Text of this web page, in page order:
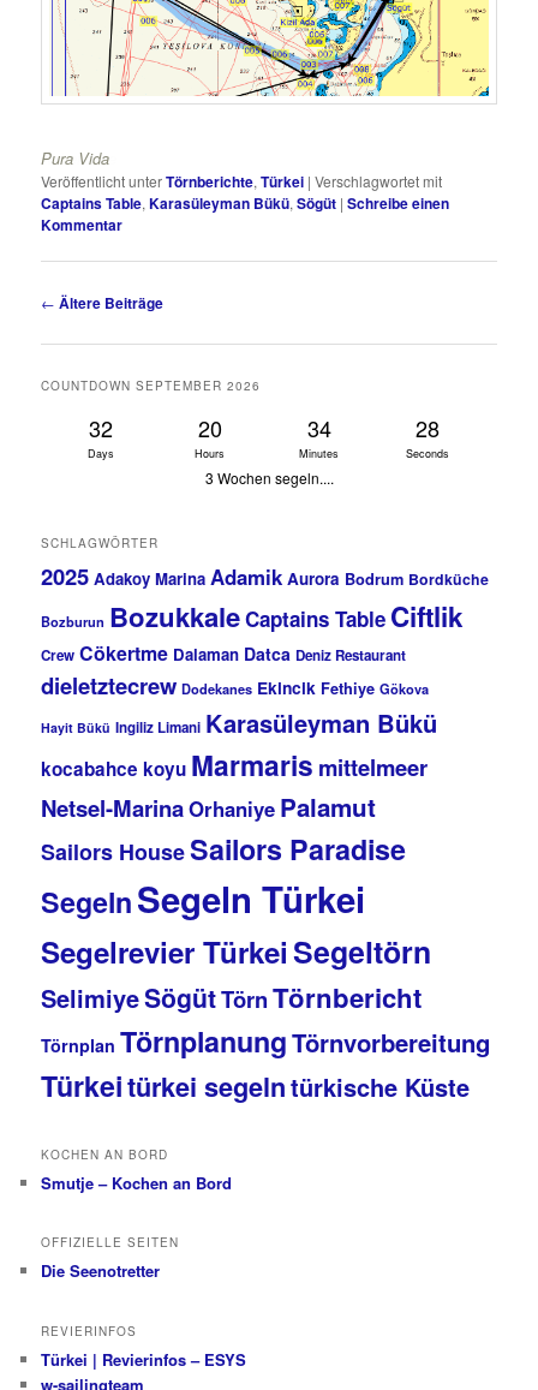
Ankerkette
Veröffentlicht unterTörnberichte,Türkei |Verschlagwortet mit
Captains Table,Karasüleyman Bükü,Sögüt |Schreibe einen
Kommentar
Beitragsnavigation
← Ältere Beiträge
COUNTDOWN SEPTEMBER 2026
32
Days
20
Hours
34
Minutes
28
Seconds
3 Wochen segeln....
SCHLAGWÖRTER
2025 Adakoy Marina Adamik Aurora Bodrum Bordküche
Bozburun BozukkaleCaptains Table Ciftlik
Crew Cökertme Dalaman Datca Deniz Restaurant
dieletztecrew Dodekanes Ekincik Fethiye Gökova
Hayit Bükü Ingiliz Limani Karasüleyman Bükü
kocabahce koyu Marmaris mittelmeer
Netsel-MarinaOrhaniye Palamut
Sailors HouseSailors Paradise
SegelnSegeln Türkei
Segelrevier TürkeiSegeltörn
SelimiyeSögütTörnTörnbericht
Törnplan TörnplanungTörnvorbereitung
Türkeitürkei segelntürkische Küste
KOCHEN AN BORD
Smutje – Kochen an Bord
OFFIZIELLE SEITEN
Die Seenotretter
REVIERINFOS
Türkei | Revierinfos – ESYS
w-sailingteam